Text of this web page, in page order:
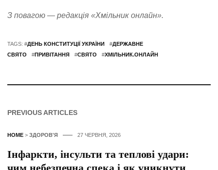
З повагою — редакція «Хмільник онлайн».
TAGS: #ДЕНЬ КОНСТИТУЦІЇ УКРАЇНИ #ДЕРЖАВНЕ
СВЯТО
#ПРИВІТАННЯ #СВЯТО #ХМІЛЬНИК.ОНЛАЙН
PREVIOUS ARTICLES
HOME > ЗДОРОВ'Я 27 ЧЕРВНЯ, 2026
Інфаркти, інсульти та теплові удари: